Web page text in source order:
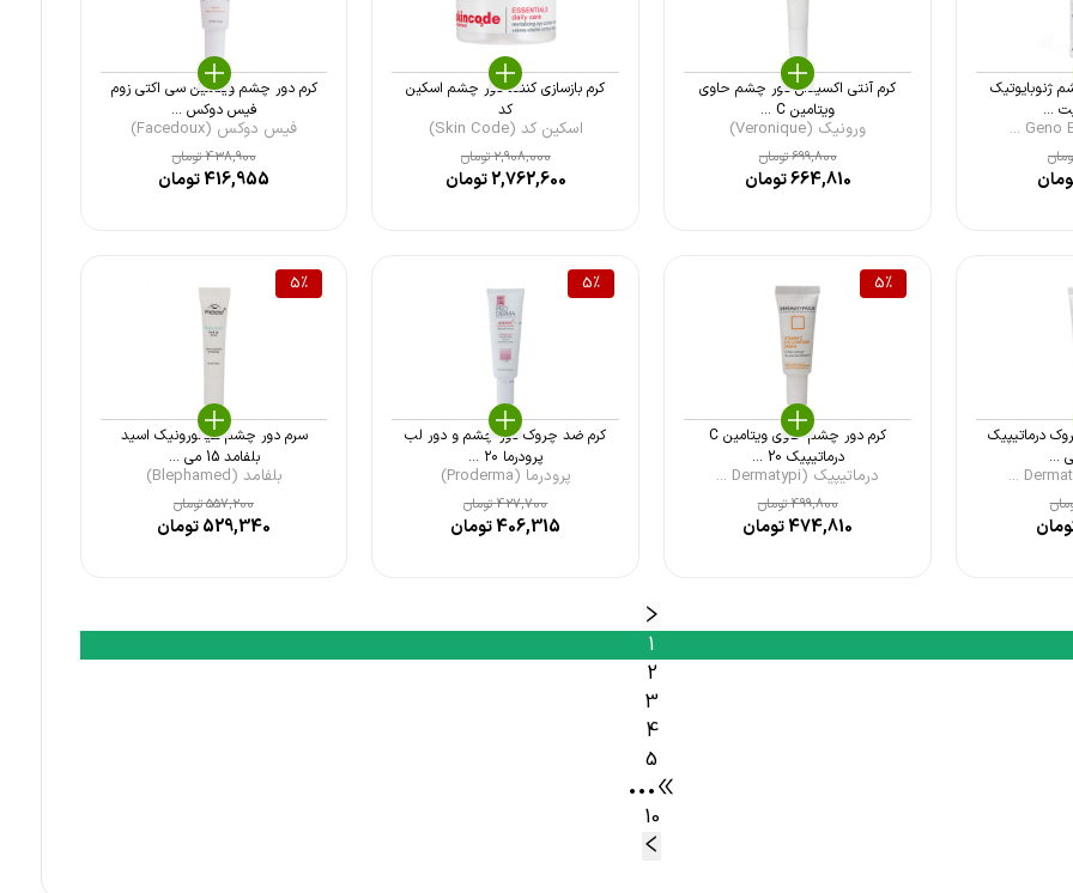
ژنوبایوتیک
کرم آنتی اکسیدان دور چشم حاوی
ویتامین C ...
ورونیک (Veronique)
699,800تومان
664,810تومان
کرم بازسازی کننده دور چشم اسکین
کد
اسکین کد (Skin Code)
2,908,000تومان
2,762,600تومان
کرم دور چشم ویتامین سی اکتی زوم
فیس دوکس ...
فیس دوکس (Facedoux)
438,900تومان
416,955تومان
درماتیپیک
5%
کرم دور چشم حاوی ویتامین C
درماتیپیک 20 ...
درماتیپیک (Dermatypi ...
499,800تومان
474,810تومان
5%
کرم ضد چروک دور چشم و دور لب
پرودرما ۲۰ ...
پرودرما (Proderma)
427,700تومان
406,315تومان
5%
سرم دور چشم هیالورونیک اسید
بلفامد 15 می ...
بلفامد (Blephamed)
557,200تومان
529,340تومان
1
2
3
4
5
•••
10